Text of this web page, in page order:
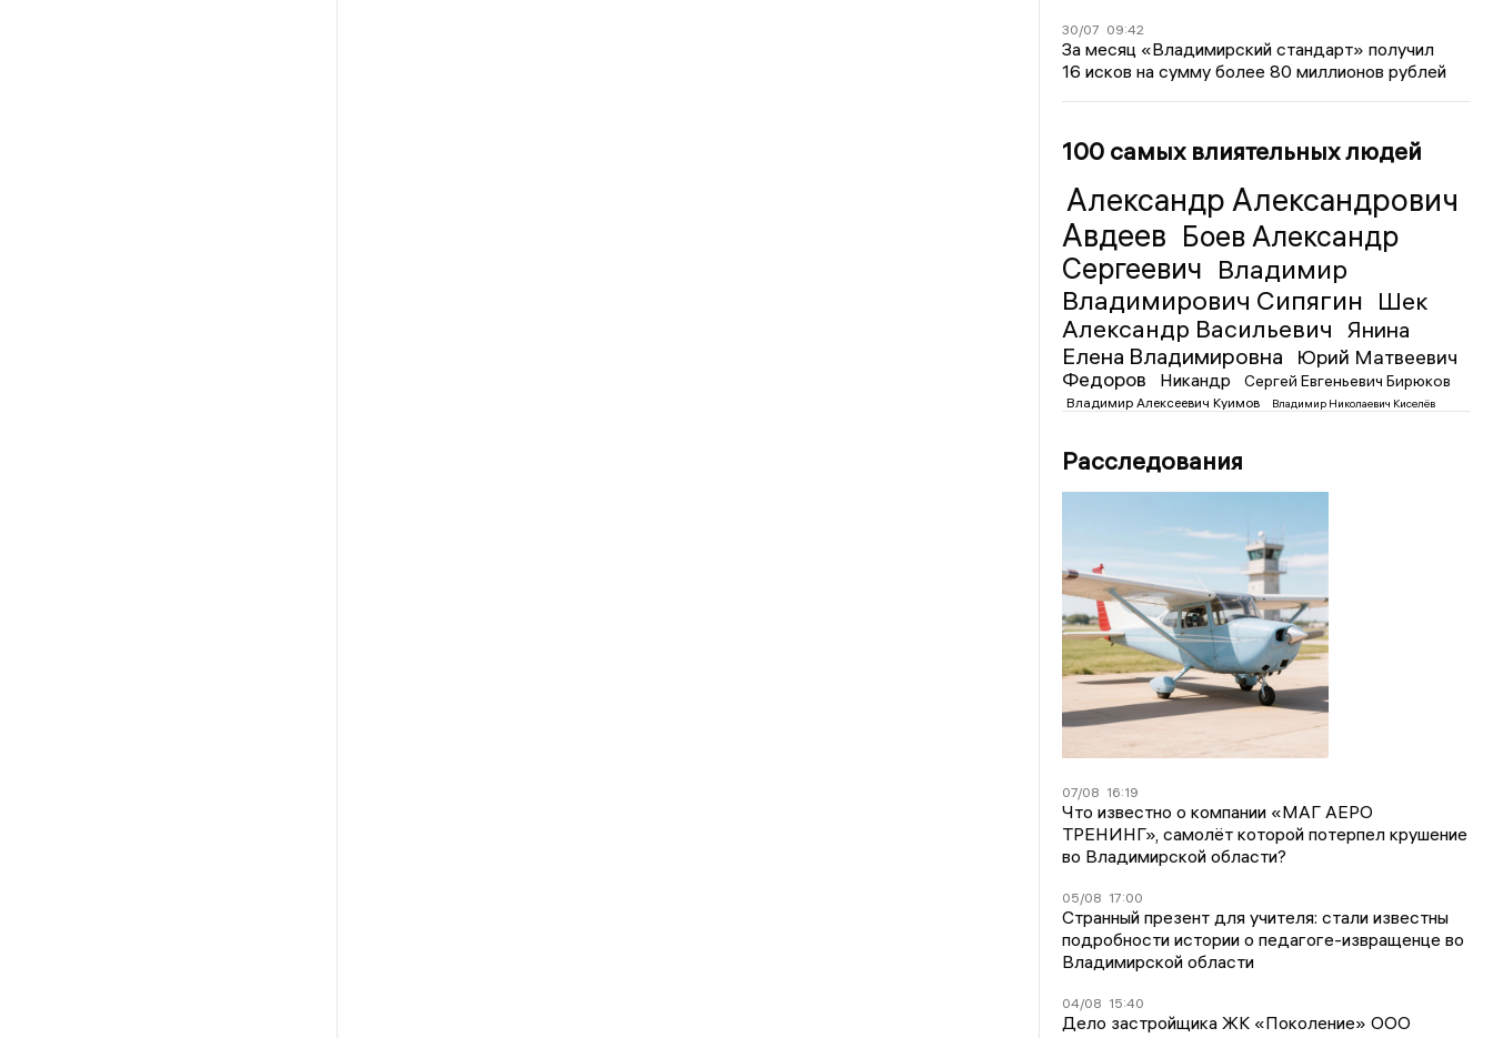
30/07 09:42
За месяц «Владимирский стандарт» получил
16 исков на сумму более 80 миллионов рублей
100 самых влиятельных людей
Александр Александрович
Авдеев Боев Александр
Сергеевич Владимир
Владимирович Сипягин Шек
Александр Васильевич
Янина
Елена Владимировна
Юрий Матвеевич
Федоров
Никандр Сергей Евгеньевич Бирюков
Владимир Алексеевич Куимов Владимир Николаевич Киселёв
Расследования
07/08 16:19
Что известно о компании «МАГ АЕРО
ТРЕНИНГ», самолёт которой потерпел крушение
во Владимирской области?
05/08 17:00
Странный презент для учителя: стали известны
подробности истории о педагоге-извращенце во
Владимирской области
04/08 15:40
Дело застройщика ЖК «Поколение» ООО